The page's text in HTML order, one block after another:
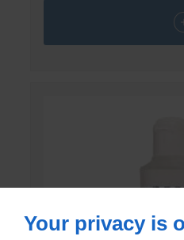
Your privacy is